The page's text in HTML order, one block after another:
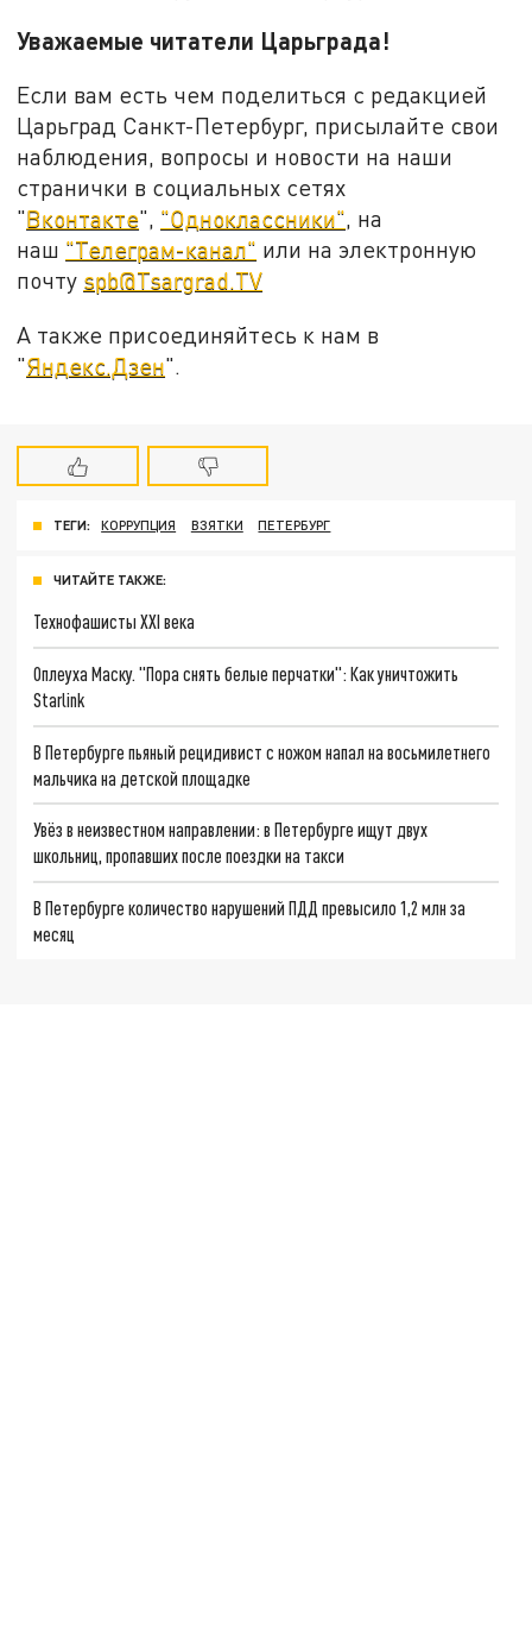
Уважаемые читатели Царьграда!
Если вам есть чем поделиться с редакцией
Царьград Санкт-Петербург, присылайте свои
наблюдения, вопросы и новости на наши
странички в социальных сетях
"Вконтакте", "Одноклассники", на
наш "Телеграм-канал" или на электронную
почту spb@Tsargrad.TV
А также присоединяйтесь к нам в
"Яндекс.Дзен".
ТЕГИ: КОРРУПЦИЯ ВЗЯТКИ ПЕТЕРБУРГ
ЧИТАЙТЕ ТАКЖЕ:
Технофашисты XXI века
Оплеуха Маску. "Пора снять белые перчатки": Как уничтожить
Starlink
В Петербурге пьяный рецидивист с ножом напал на восьмилетнего
мальчика на детской площадке
Увёз в неизвестном направлении: в Петербурге ищут двух
школьниц, пропавших после поездки на такси
В Петербурге количество нарушений ПДД превысило 1,2 млн за
месяц